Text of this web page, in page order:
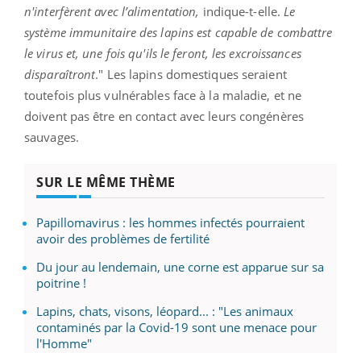
n'interfèrent avec l’alimentation, indique-t-elle.Le
système immunitaire des lapins est capable de combattre
le virus et, une fois qu'ils le feront, les excroissances
disparaîtront." Les lapins domestiques seraient
toutefois plus vulnérables face à la maladie, et ne
doivent pas être en contact avec leurs congénères
sauvages.
SUR LE MÊME THÈME
Papillomavirus : les hommes infectés pourraient
avoir des problèmes de fertilité
Du jour au lendemain, une corne est apparue sur sa
poitrine !
Lapins, chats, visons, léopard... : "Les animaux
contaminés par la Covid-19 sont une menace pour
l'Homme"